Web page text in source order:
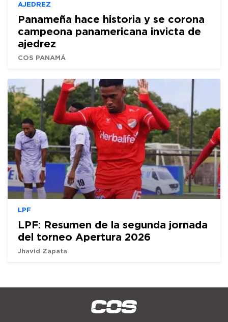
AJEDREZ
Panameña hace historia y se corona
campeona panamericana invicta de
ajedrez
COS PANAMÁ
LPF
LPF: Resumen de la segunda jornada
del torneo Apertura 2026
Jhavid Zapata